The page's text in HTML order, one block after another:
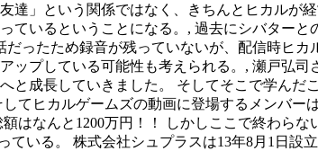
」という関係ではなく、きちんとヒカルが
いるということになる。, 過去にシバター
ったため録音が残っていないが、配信時ヒ
プしている可能性も考えられる。, 瀬戸弘司
と成長していきました。 そしてそこで学ん
てヒカルゲームズの動画に登場するメンバ
なんと1200万円！！ しかしここで終わらな
ている。 株式会社シュプラスは13年8月1日